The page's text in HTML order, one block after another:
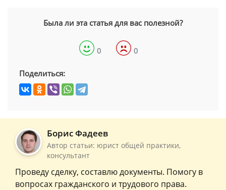
Была ли эта статья для вас полезной?
0 0
Поделиться:
Борис Фадеев
Автор статьи: юрист общей практики,
консультант
Проведу сделку, составлю документы. Помогу в
вопросах гражданского и трудового права.